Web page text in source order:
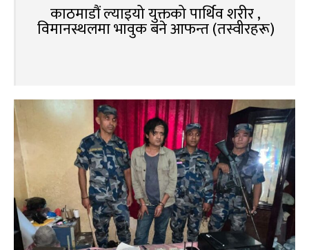
काठमाडौं ल्याइयो युक्तको पार्थिव शरीर ,
विमानस्थलमा भावुक बने आफन्त (तस्वीरहरू)